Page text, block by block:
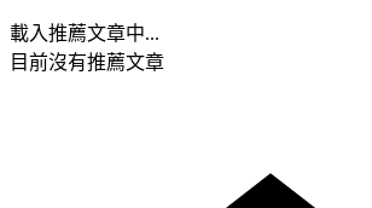
載入推薦文章中...
目前沒有推薦文章